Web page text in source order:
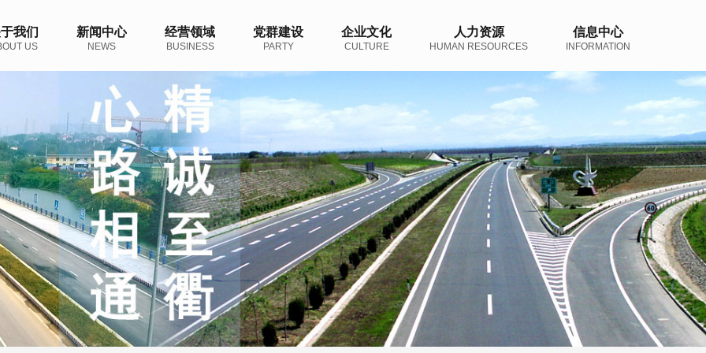
我们
US
新闻中心
NEWS
经营领域
BUSINESS
党群建设
PARTY
企业文化
CULTURE
人力资源
HUMAN RESOURCES
信息中心
INFORMATION